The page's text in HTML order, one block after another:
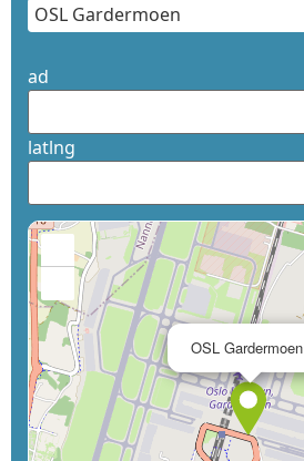
ad
latlng
OSL Gardermoen